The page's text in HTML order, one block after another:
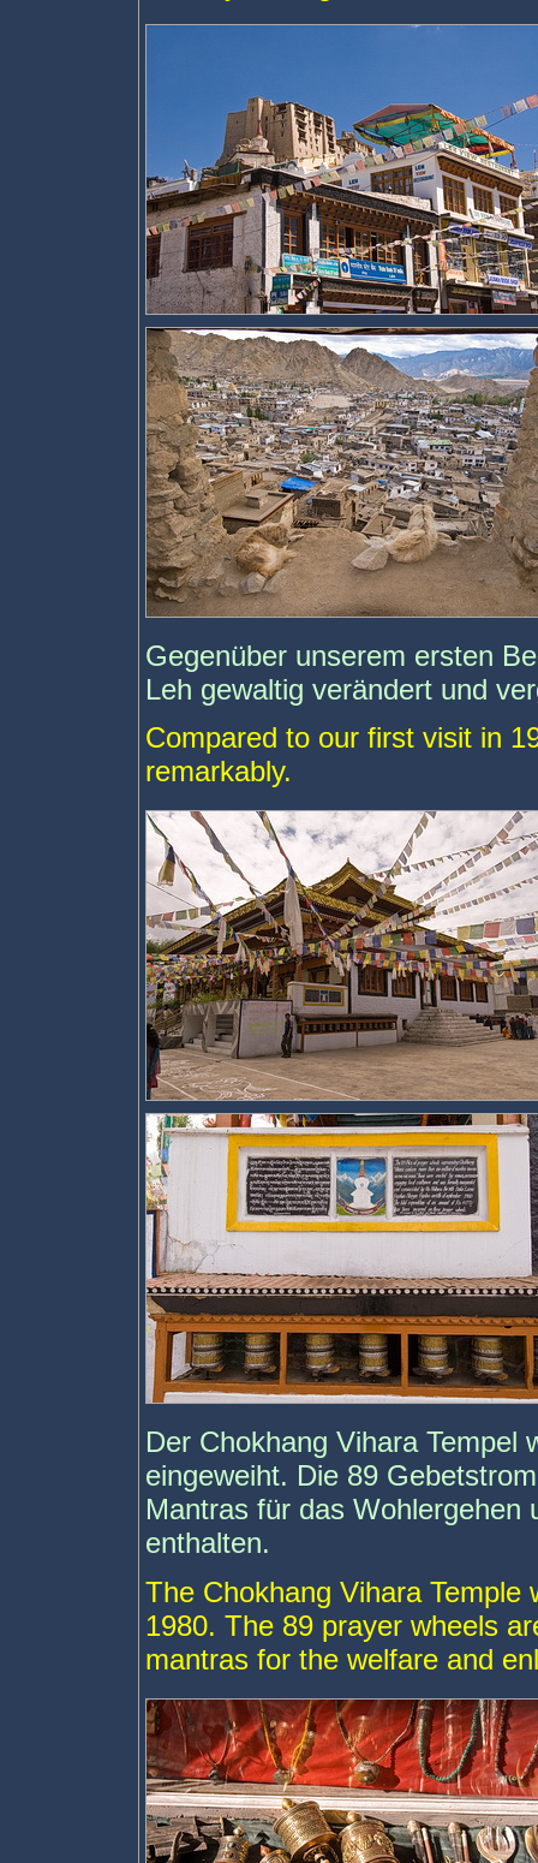
Gegenüber unserem ersten
Leh gewaltig verändert und
Compared to our first visit in
remarkably.
Der Chokhang Vihara Tempel
eingeweiht. Die 89
Mantras für das Wohlergehen
enthalten.
The Chokhang Vihara Temple
1980. The 89 prayer wheels
mantras for the welfare and